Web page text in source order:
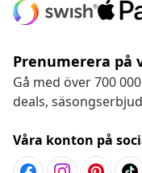
Prenumerera på
Gå med över 700
deals,
Våra konton på